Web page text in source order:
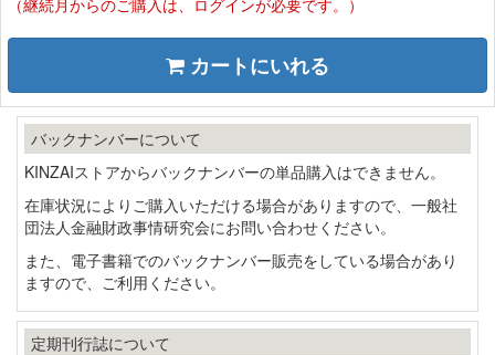
カートにいれる
バックナンバーについて
KINZAIストアからバックナンバーの単品購入はできません。
在庫状況によりご購入いただける場合がありますので、一般社
団法人金融財政事情研究会にお問い合わせください。
また、電子書籍でのバックナンバー販売をしている場合があり
ますので、ご利用ください。
定期刊行誌について